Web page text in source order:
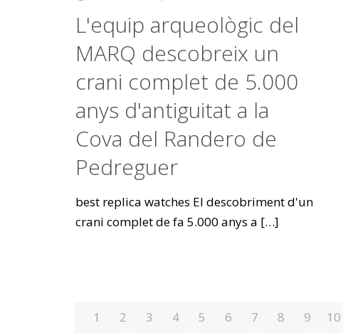
L'equip arqueològic del
MARQ descobreix un
crani complet de 5.000
anys d'antiguitat a la
Cova del Randero de
Pedreguer
best replica watches El descobriment d'un
crani complet de fa 5.000 anys a […]
1 2 3 4 5 6 7 8 9 10